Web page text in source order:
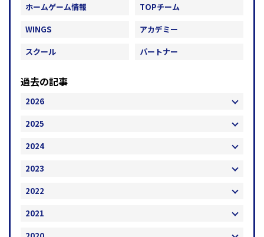
ホームゲーム情報
TOPチーム
WINGS
アカデミー
スクール
パートナー
過去の記事
2026
2025
2024
2023
2022
2021